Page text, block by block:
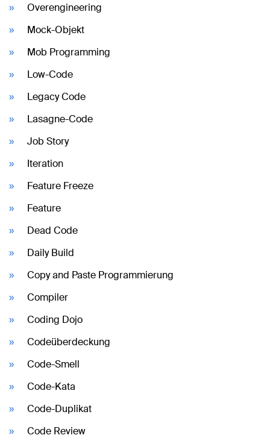
Overengineering
Mock-Objekt
Mob Programming
Low-Code
Legacy Code
Lasagne-Code
Job Story
Iteration
Feature Freeze
Feature
Dead Code
Daily Build
Copy and Paste Programmierung
Compiler
Coding Dojo
Codeüberdeckung
Code-Smell
Code-Kata
Code-Duplikat
Code Review